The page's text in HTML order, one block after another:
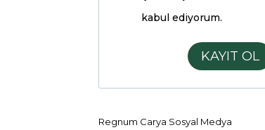
kabul ediyorum.
KAYIT OL
Regnum Carya Sosyal Medya